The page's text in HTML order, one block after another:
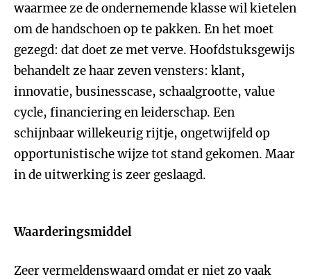
waarmee ze de ondernemende klasse wil kietelen
om de handschoen op te pakken. En het moet
gezegd: dat doet ze met verve. Hoofdstuksgewijs
behandelt ze haar zeven vensters: klant,
innovatie, businesscase, schaalgrootte, value
cycle, financiering en leiderschap. Een
schijnbaar willekeurig rijtje, ongetwijfeld op
opportunistische wijze tot stand gekomen. Maar
in de uitwerking is zeer geslaagd.
Waarderingsmiddel
Zeer vermeldenswaard omdat er niet zo vaak